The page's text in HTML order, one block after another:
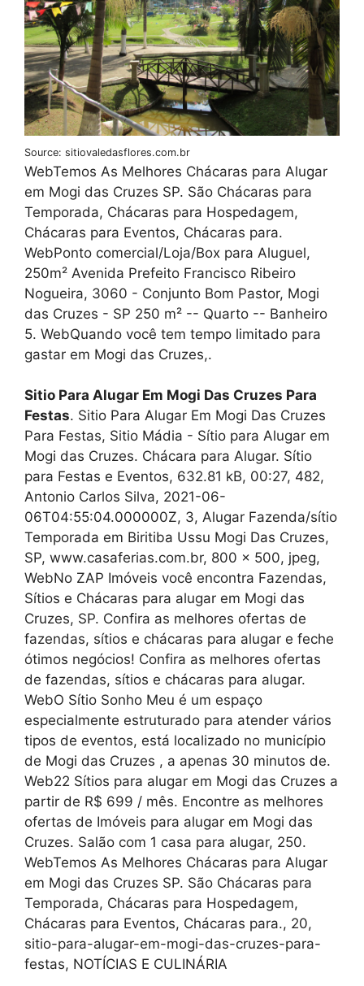
Source: sitiovaledasflores.com.br
WebTemos As Melhores Chácaras para Alugar
em Mogi das Cruzes SP. São Chácaras para
Temporada, Chácaras para Hospedagem,
Chácaras para Eventos, Chácaras para.
WebPonto comercial/Loja/Box para Aluguel,
250m² Avenida Prefeito Francisco Ribeiro
Nogueira, 3060 - Conjunto Bom Pastor, Mogi
das Cruzes - SP 250 m² -- Quarto -- Banheiro
5. WebQuando você tem tempo limitado para
gastar em Mogi das Cruzes,.
Sitio Para Alugar Em Mogi Das Cruzes Para
Festas. Sitio Para Alugar Em Mogi Das Cruzes
Para Festas, Sitio Mádia - Sítio para Alugar em
Mogi das Cruzes. Chácara para Alugar. Sítio
para Festas e Eventos, 632.81 kB, 00:27, 482,
Antonio Carlos Silva, 2021-06-
06T04:55:04.000000Z, 3, Alugar Fazenda/sítio
Temporada em Biritiba Ussu Mogi Das Cruzes,
SP, www.casaferias.com.br, 800 x 500, jpeg,
WebNo ZAP Imóveis você encontra Fazendas,
Sítios e Chácaras para alugar em Mogi das
Cruzes, SP. Confira as melhores ofertas de
fazendas, sítios e chácaras para alugar e feche
ótimos negócios! Confira as melhores ofertas
de fazendas, sítios e chácaras para alugar.
WebO Sítio Sonho Meu é um espaço
especialmente estruturado para atender vários
tipos de eventos, está localizado no município
de Mogi das Cruzes , a apenas 30 minutos de.
Web22 Sítios para alugar em Mogi das Cruzes a
partir de R$ 699 / mês. Encontre as melhores
ofertas de Imóveis para alugar em Mogi das
Cruzes. Salão com 1 casa para alugar, 250.
WebTemos As Melhores Chácaras para Alugar
em Mogi das Cruzes SP. São Chácaras para
Temporada, Chácaras para Hospedagem,
Chácaras para Eventos, Chácaras para., 20,
sitio-para-alugar-em-mogi-das-cruzes-para-
festas, NOTÍCIAS E CULINÁRIA